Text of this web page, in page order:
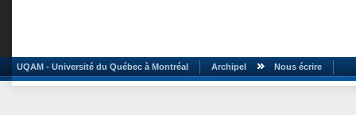
UQAM - Université du Québec à Montréal Archipel Nous écrire